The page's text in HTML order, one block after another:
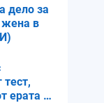
дело за
жена в
ерата на